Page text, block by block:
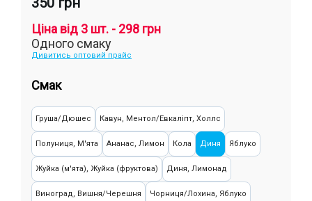
Ціна від 3 шт. - 298 грн
Одного смаку
Дивитись оптовий прайс
Смак
Груша/Дюшес Кавун, Ментол/Евкаліпт, Холлс
Полуниця, М'ята Ананас, Лимон Кола Диня Яблуко
Жуйка (м'ята), Жуйка (фруктова) Диня, Лимонад
Виноград, Вишня/Черешня Чорниця/Лохина, Яблуко